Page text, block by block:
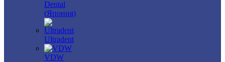
Dental
(Япония)
Ultradent
VDW